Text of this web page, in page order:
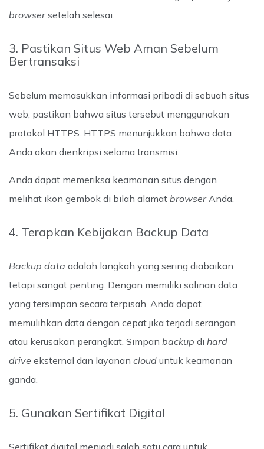
browsersetelah selesai.
3. Pastikan Situs Web Aman Sebelum
Bertransaksi
Sebelum memasukkan informasi pribadi di sebuah situs
web, pastikan bahwa situs tersebut menggunakan
protokol HTTPS. HTTPS menunjukkan bahwa data
Anda akan dienkripsi selama transmisi.
Anda dapat memeriksa keamanan situs dengan
melihat ikon gembok di bilah alamat browserAnda.
4. Terapkan Kebijakan Backup Data
Backup data adalah langkah yang sering diabaikan
tetapi sangat penting. Dengan memiliki salinan data
yang tersimpan secara terpisah, Anda dapat
memulihkan data dengan cepat jika terjadi serangan
atau kerusakan perangkat. Simpan backup di hard
drive eksternal dan layanan cloud untuk keamanan
ganda.
5. Gunakan Sertifikat Digital